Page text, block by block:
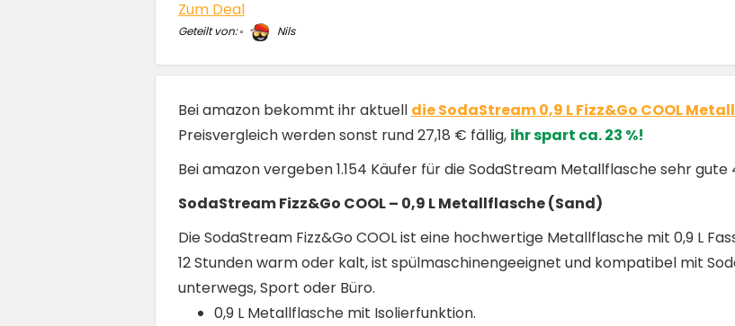
Zum Deal
Geteilt von: Nils
Bei amazon bekommt ihr aktuell die SodaStream 0,9 L Fizz&Go COOL
Preisvergleich werden sonst rund 27,18 € fällig, ihr spart ca. 23 %!
Bei amazon vergeben 1.154 Käufer für die SodaStream Metallflasche sehr gute
SodaStream Fizz&Go COOL – 0,9 L Metallflasche (Sand)
Die SodaStream Fizz&Go COOL ist eine hochwertige Metallflasche mit 0,9 L
12 Stunden warm oder kalt, ist spülmaschinengeeignet und kompatibel mit
unterwegs, Sport oder Büro.
0,9 L Metallflasche mit Isolierfunktion.